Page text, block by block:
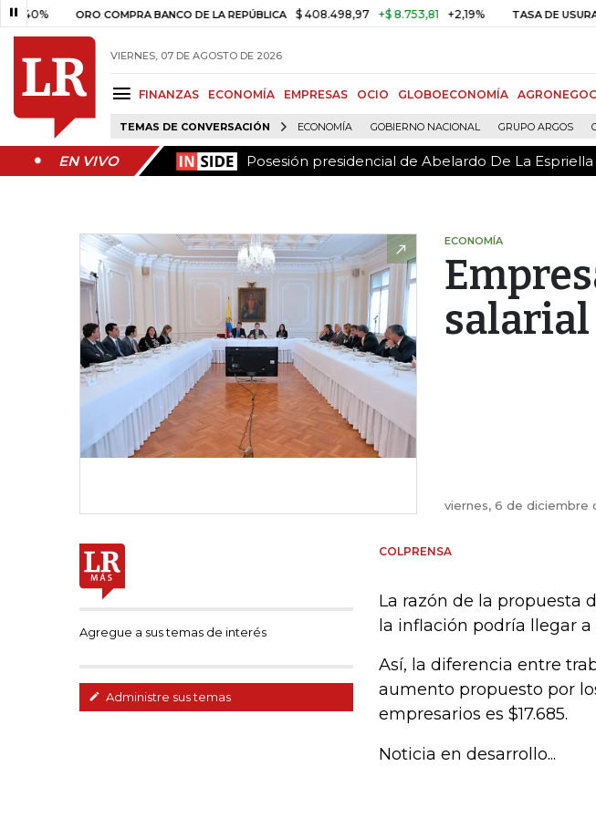
ORO COMPRA BANCO DE LA REPÚBLICA $ 408.498,97 +$ 8.753,81 +2,19% TASA DE USURA
VIERNES, 07 DE AGOSTO DE 2026
FINANZAS ECONOMÍA EMPRESAS OCIO GLOBOECONOMÍA
TEMAS DE CONVERSACIÓN ECONOMÍA GOBIERNO NACIONAL GRUPO ARGOS
EN VIVO Posesión presidencial de Abelardo De La Espriella
EN VIVO Posesión presidencial de Abelardo De La Espriella
ECONOMÍA
salarial
viernes, 6 de diciembre
Agregue a sus temas de interés
Administre sus temas
COLPRENSA
La razón de la propuesta
la inflación podría llegar a
Así, la diferencia entre
aumento propuesto por
empresarios es $17.685.
Noticia en desarrollo...